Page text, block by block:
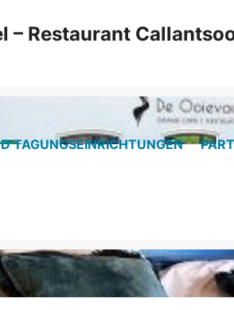
– Restaurant
TAGUNGSEINRICHTUNGEN